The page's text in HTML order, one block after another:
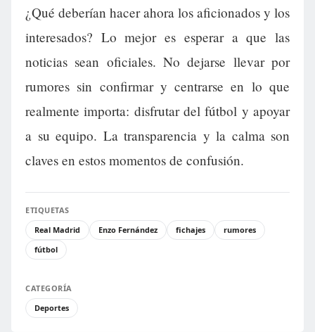
¿Qué deberían hacer ahora los aficionados y los
interesados? Lo mejor es esperar a que las
noticias sean oficiales. No dejarse llevar por
rumores sin confirmar y centrarse en lo que
realmente importa: disfrutar del fútbol y apoyar
a su equipo. La transparencia y la calma son
claves en estos momentos de confusión.
ETIQUETAS
Real Madrid
Enzo Fernández fichajes
rumores
fútbol
CATEGORÍA
Deportes